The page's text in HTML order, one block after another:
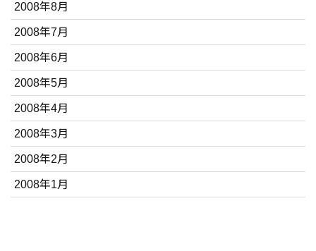
2008年8月
2008年7月
2008年6月
2008年5月
2008年4月
2008年3月
2008年2月
2008年1月